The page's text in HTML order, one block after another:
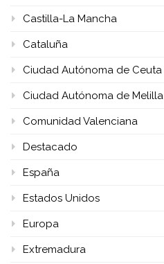
Castilla-La Mancha
Cataluña
Ciudad Autónoma de Ceuta
Ciudad Autónoma de Melilla
Comunidad Valenciana
Destacado
España
Estados Unidos
Europa
Extremadura